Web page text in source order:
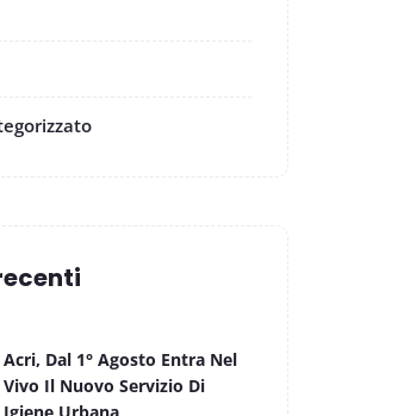
Acri, Dal 1° Agosto Entra Nel
Vivo Il Nuovo Servizio Di